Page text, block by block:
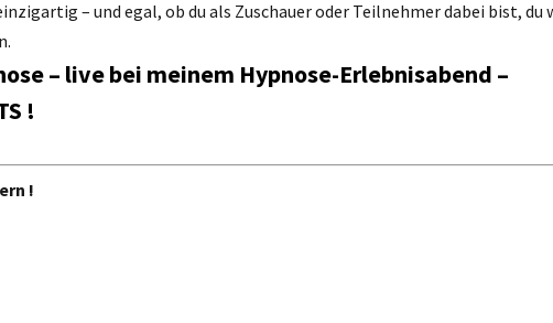
– und egal, ob du als Zuschauer oder Teilnehmer dabei bist, du
– live bei meinem Hypnose-Erlebnisabend –
!
!